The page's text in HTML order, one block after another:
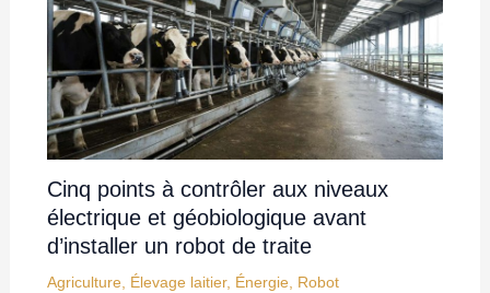
Cinq points à contrôler aux niveaux
électrique et géobiologique avant
d’installer un robot de traite
Agriculture, Élevage laitier, Énergie, Robot